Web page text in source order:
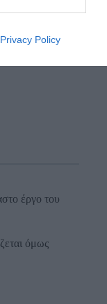
Privacy Policy
έργο του
όμως